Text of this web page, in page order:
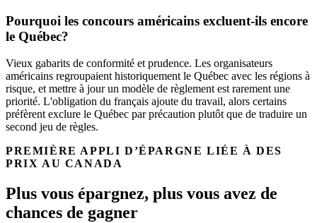
Pourquoi les concours américains excluent-ils encore
le Québec?
Vieux gabarits de conformité et prudence. Les organisateurs
américains regroupaient historiquement le Québec avec les régions à
risque, et mettre à jour un modèle de règlement est rarement une
priorité. L'obligation du français ajoute du travail, alors certains
préfèrent exclure le Québec par précaution plutôt que de traduire un
second jeu de règles.
PREMIÈRE APPLI D’ÉPARGNE LIÉE À DES
PRIX AU CANADA
Plus vous épargnez, plus vous avez de
chances de gagner